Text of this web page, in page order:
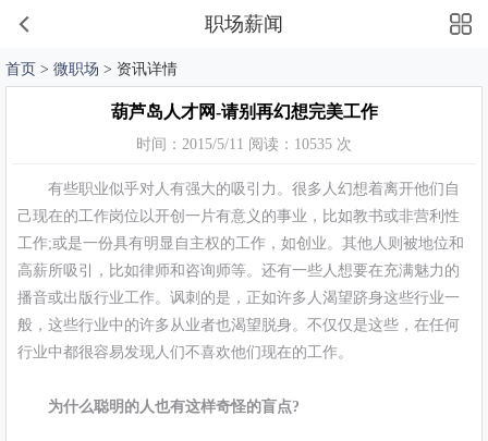
职场薪闻
首页 > 微职场 > 资讯详情
葫芦岛人才网-请别再幻想完美工作
时间：2015/5/11 阅读：10535 次
有些职业似乎对人有强大的吸引力。很多人幻想着离开他们自
己现在的工作岗位以开创一片有意义的事业，比如教书或非营利性
工作;或是一份具有明显自主权的工作，如创业。其他人则被地位和
高薪所吸引，比如律师和咨询师等。还有一些人想要在充满魅力的
播音或出版行业工作。讽刺的是，正如许多人渴望跻身这些行业一
般，这些行业中的许多从业者也渴望脱身。不仅仅是这些，在任何
行业中都很容易发现人们不喜欢他们现在的工作。
为什么聪明的人也有这样奇怪的盲点?